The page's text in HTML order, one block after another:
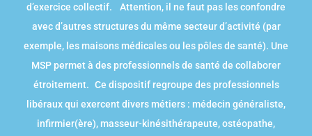
d’exercice collectif. Attention, il ne faut pas les confondre
avec d’autres structures du même secteur d’activité (par
exemple, les maisons médicales ou les pôles de santé). Une
MSP permet à des professionnels de santé de collaborer
étroitement. Ce dispositif regroupe des professionnels
libéraux qui exercent divers métiers : médecin généraliste,
infirmier(ère), masseur-kinésithérapeute, ostéopathe,